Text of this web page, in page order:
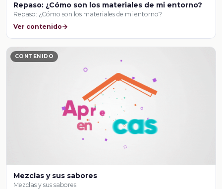
Repaso: ¿Cómo son los materiales de mi entorno?
Repaso: ¿Cómo son los materiales de mi entorno?
Ver contenido
CONTENIDO
Mezclas y sus sabores
Mezclas y sus sabores